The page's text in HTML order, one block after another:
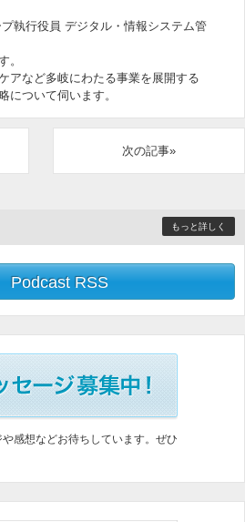
執行役員 デジタル・情報システム管
。
アなど多岐にわたる事業を展開する
について伺います。
次の記事»
もっと詳しく
Podcast RSS
感想などお待ちしています。ぜひ